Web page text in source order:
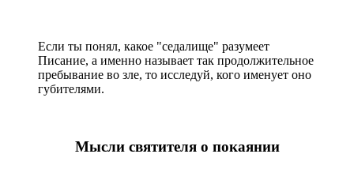
Если ты понял, какое "седалище" разумеет
Писание, а именно называет так продолжительное
пребывание во зле, то исследуй, кого именует оно
губителями.
Мысли святителя о покаянии